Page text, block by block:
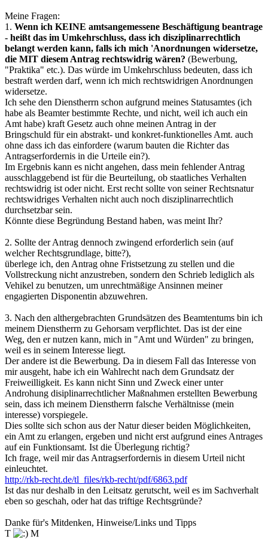
Meine Fragen:
1. Wenn ich KEINE amtsangemessene Beschäftigung beantrage
- heißt das im Umkehrschluss, dass ich disziplinarrechtlich
belangt werden kann, falls ich mich 'Anordnungen widersetze,
die MIT diesem Antrag rechtswidrig wären? (Bewerbung,
"Praktika" etc.). Das würde im Umkehrschluss bedeuten, dass ich
bestraft werden darf, wenn ich mich rechtswidrigen Anordnungen
widersetze.
Ich sehe den Dienstherrn schon aufgrund meines Statusamtes (ich
habe als Beamter bestimmte Rechte, und nicht, weil ich auch ein
Amt habe) kraft Gesetz auch ohne meinen Antrag in der
Bringschuld für ein abstrakt- und konkret-funktionelles Amt. auch
ohne dass ich das einfordere (warum bauten die Richter das
Antragserfordernis in die Urteile ein?).
Im Ergebnis kann es nicht angehen, dass mein fehlender Antrag
ausschlaggebend ist für die Beurteilung, ob staatliches Verhalten
rechtswidrig ist oder nicht. Erst recht sollte von seiner Rechtsnatur
rechtswidriges Verhalten nicht auch noch disziplinarrechtlich
durchsetzbar sein.
Könnte diese Begründung Bestand haben, was meint Ihr?
2. Sollte der Antrag dennoch zwingend erforderlich sein (auf
welcher Rechtsgrundlage, bitte?),
überlege ich, den Antrag ohne Fristsetzung zu stellen und die
Vollstreckung nicht anzustreben, sondern den Schrieb lediglich als
Vehikel zu benutzen, um unrechtmäßige Ansinnen meiner
engagierten Disponentin abzuwehren.
3. Nach den althergebrachten Grundsätzen des Beamtentums bin ich
meinem Dienstherrn zu Gehorsam verpflichtet. Das ist der eine
Weg, den er nutzen kann, mich in "Amt und Würden" zu bringen,
weil es in seinem Interesse liegt.
Der andere ist die Bewerbung. Da in diesem Fall das Interesse von
mir ausgeht, habe ich ein Wahlrecht nach dem Grundsatz der
Freiweilligkeit. Es kann nicht Sinn und Zweck einer unter
Androhung disiplinarrechtlicher Maßnahmen erstellten Bewerbung
sein, dass ich meinem Dienstherrn falsche Verhältnisse (mein
interesse) vorspiegele.
Dies sollte sich schon aus der Natur dieser beiden Möglichkeiten,
ein Amt zu erlangen, ergeben und nicht erst aufgrund eines Antrages
auf ein Funktionsamt. Ist die Überlegung richtig?
Ich frage, weil mir das Antragserfordernis in diesem Urteil nicht
einleuchtet.
http://rkb-recht.de/tl_files/rkb-recht/pdf/6863.pdf
Ist das nur deshalb in den Leitsatz gerutscht, weil es im Sachverhalt
eben so geschah, oder hat das triftige Rechtsgründe?
Danke für's Mitdenken, Hinweise/Links und Tipps
T
M